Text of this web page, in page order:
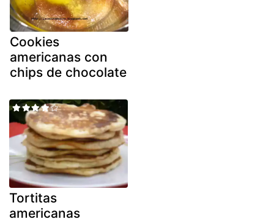
Cookies
americanas con
chips de chocolate
Tortitas
americanas